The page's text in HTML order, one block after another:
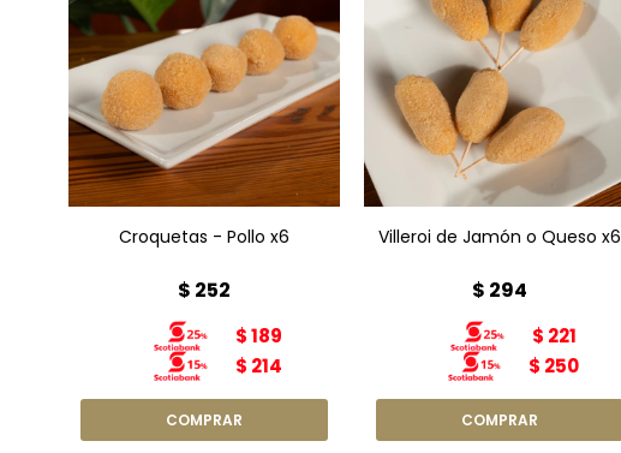
Croquetas de Pollo x6
Croquetas - Pollo x6
$ 252
$189
$ 214
Villeroi de Jamón o Queso
x6
Villeroi de Jamón o Queso x6
$ 294
$ 221
$ 250